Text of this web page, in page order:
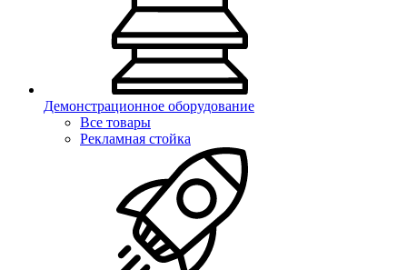
Демонстрационное оборудование
Все товары
Рекламная стойка